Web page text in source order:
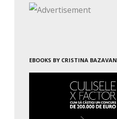
EBOOKS BY CRISTINA BAZAVAN